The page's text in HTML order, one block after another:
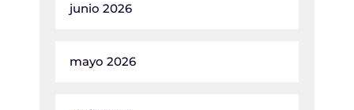
junio 2026
mayo 2026